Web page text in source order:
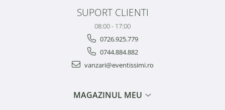
SUPORT CLIENTI
08:00 - 17:00
0726.925.779
0744.884.882
vanzari@eventissimi.ro
MAGAZINUL MEU